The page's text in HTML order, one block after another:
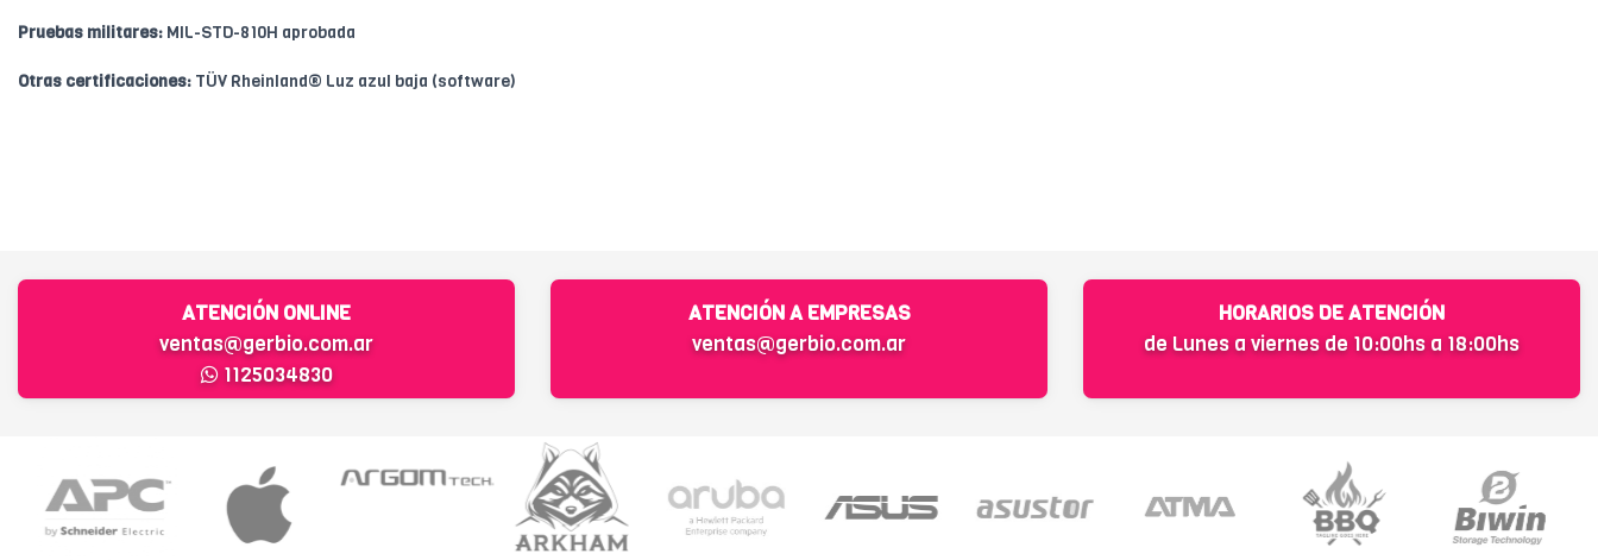
Pruebas militares: MIL-STD-810H aprobada
Otras certificaciones: TÜV Rheinland® Luz azul baja (software)
ATENCIÓN ONLINE
ventas@gerbio.com.ar
1125034830
ATENCIÓN A EMPRESAS
ventas@gerbio.com.ar
HORARIOS DE ATENCIÓN
de Lunes a viernes de 10:00hs a 18:00hs